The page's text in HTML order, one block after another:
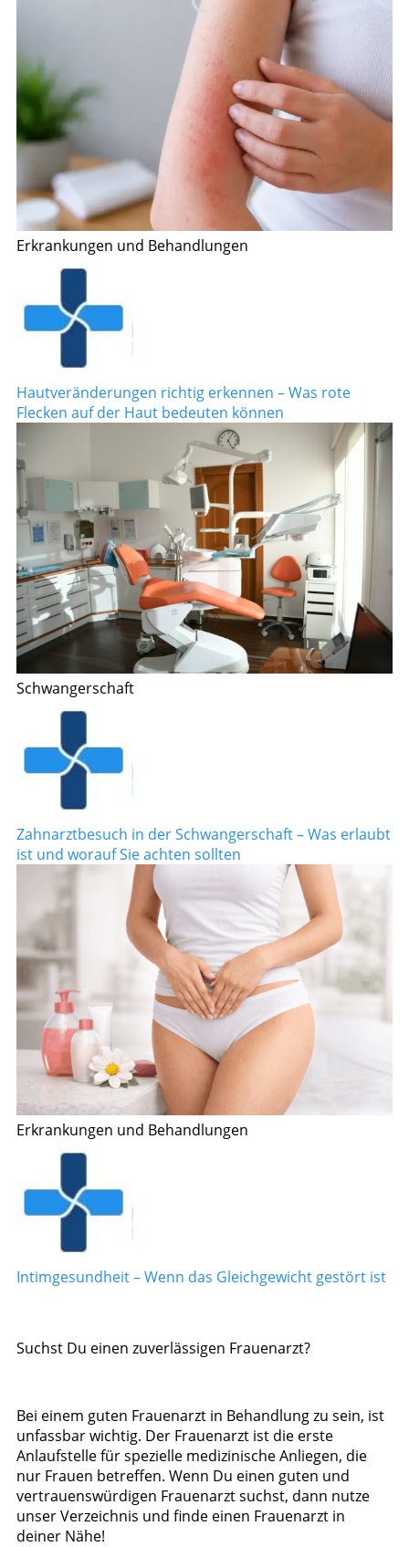
Erkrankungen und Behandlungen
Hautveränderungen richtig erkennen – Was rote
Flecken auf der Haut bedeuten können
Schwangerschaft
Zahnarztbesuch in der Schwangerschaft – Was erlaubt
ist und worauf Sie achten sollten
Erkrankungen und Behandlungen
Intimgesundheit – Wenn das Gleichgewicht gestört ist
Suchst Du einen zuverlässigen Frauenarzt?
Bei einem guten Frauenarzt in Behandlung zu sein, ist
unfassbar wichtig. Der Frauenarzt ist die erste
Anlaufstelle für spezielle medizinische Anliegen, die
nur Frauen betreffen. Wenn Du einen guten und
vertrauenswürdigen Frauenarzt suchst, dann nutze
unser Verzeichnis und finde einen Frauenarzt in
deiner Nähe!